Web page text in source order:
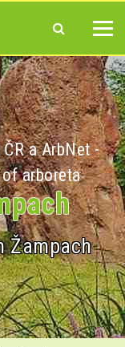
a ArbNet -
arboreta
Žampach